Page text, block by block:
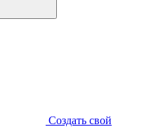
Создать свой